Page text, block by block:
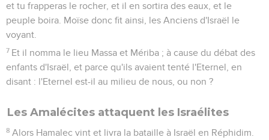
et tu frapperas le rocher, et il en sortira des eaux, et le
peuple boira. Moïse donc fit ainsi, les Anciens d'Israël le
voyant.
7 Et il nomma le lieu Massa et Mériba ; à cause du débat des
enfants d'Israël, et parce qu'ils avaient tenté l'Eternel, en
disant : l'Eternel est-il au milieu de nous, ou non ?
Les Amalécites attaquent les Israélites
8 Alors Hamalec vint et livra la bataille à Israël en Réphidim.